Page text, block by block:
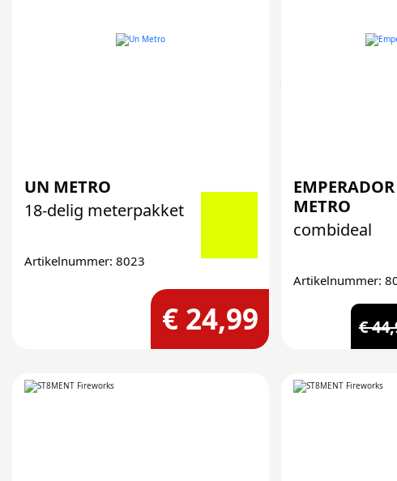
UN METRO
18-delig meterpakket
Artikelnummer: 8023
€ 24,99
METRO
combideal
Artikelnummer:
€